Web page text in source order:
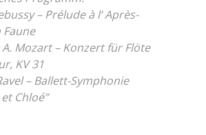
– Prélude à l‘ Après-
Faune
Mozart – Konzert für Flöte
KV 31
– Ballett-Symphonie
Chloé”